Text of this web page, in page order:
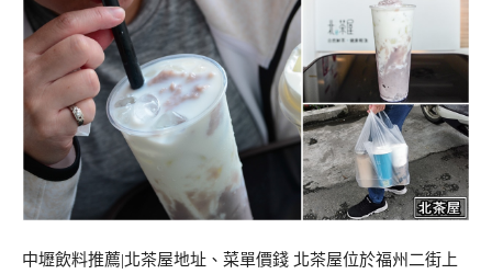
中壢飲料推薦|北茶屋地址、菜單價錢 北茶屋位於福州二街上